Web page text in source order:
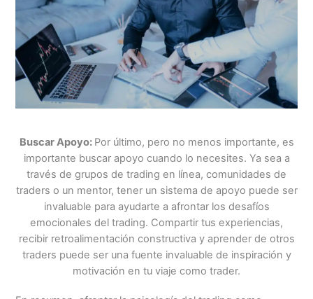
Buscar Apoyo: Por último, pero no menos importante, es
importante buscar apoyo cuando lo necesites. Ya sea a
través de grupos de trading en línea, comunidades de
traders o un mentor, tener un sistema de apoyo puede ser
invaluable para ayudarte a afrontar los desafíos
emocionales del trading. Compartir tus experiencias,
recibir retroalimentación constructiva y aprender de otros
traders puede ser una fuente invaluable de inspiración y
motivación en tu viaje como trader.